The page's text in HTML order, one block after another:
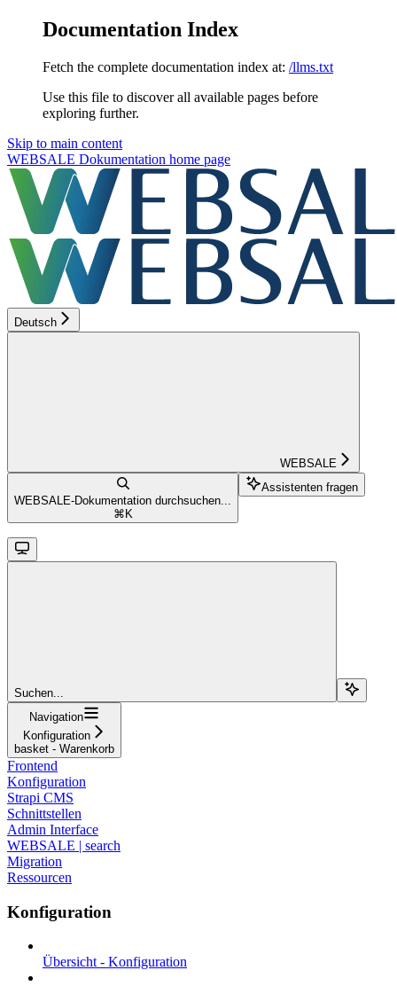
Documentation Index
Fetch the complete documentation index at: /llms.txt
Use this file to discover all available pages before
exploring further.
Skip to main content
WEBSALE Dokumentation home page
Deutsch
WEBSALE
WEBSALE-Dokumentation durchsuchen...
⌘ K
Assistenten fragen
Suchen...
Navigation
Konfiguration
basket - Warenkorb
Frontend
Konfiguration
Strapi CMS
Schnittstellen
Admin Interface
WEBSALE | search
Migration
Ressourcen
Konfiguration
Übersicht - Konfiguration